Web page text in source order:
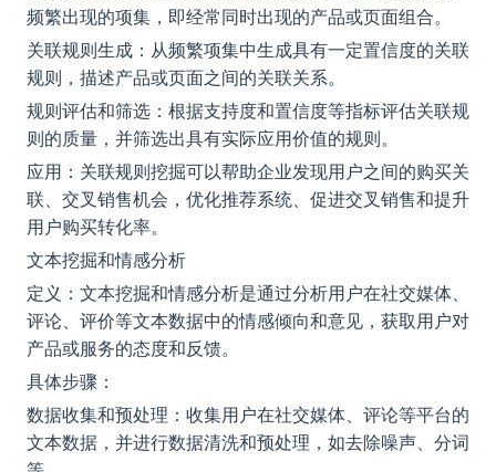
频繁出现的项集，即经常同时出现的产品或页面组合。
关联规则生成：从频繁项集中生成具有一定置信度的关联
规则，描述产品或页面之间的关联关系。
规则评估和筛选：根据支持度和置信度等指标评估关联规
则的质量，并筛选出具有实际应用价值的规则。
应用：关联规则挖掘可以帮助企业发现用户之间的购买关
联、交叉销售机会，优化推荐系统、促进交叉销售和提升
用户购买转化率。
文本挖掘和情感分析
定义：文本挖掘和情感分析是通过分析用户在社交媒体、
评论、评价等文本数据中的情感倾向和意见，获取用户对
产品或服务的态度和反馈。
具体步骤：
数据收集和预处理：收集用户在社交媒体、评论等平台的
文本数据，并进行数据清洗和预处理，如去除噪声、分词